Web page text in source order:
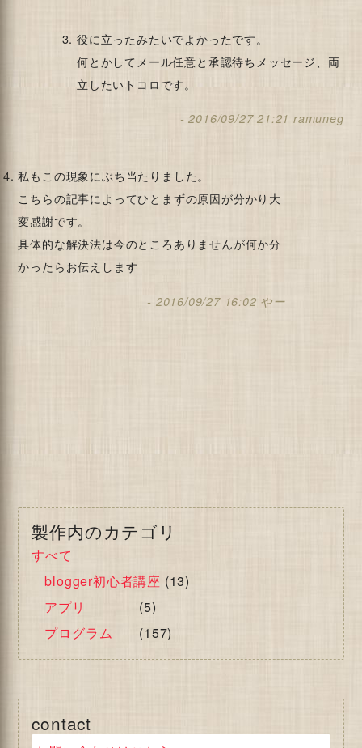
役に立ったみたいでよかったです。
何とかしてメール任意と承認待ちメッセージ、両
立したいトコロです。
2016/09/27 21:21 ramuneg
私もこの現象にぶち当たりました。
こちらの記事によってひとまずの原因が分かり大
変感謝です。
具体的な解決法は今のところありませんが何か分
かったらお伝えします
2016/09/27 16:02 やー
製作内のカテゴリ
すべて
blogger初心者講座 (13)
アプリ
(5)
プログラム
(157)
contact